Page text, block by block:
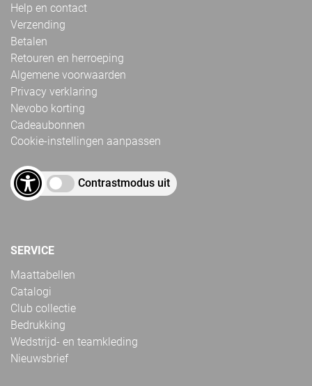
Help en contact
Verzending
Betalen
Retouren en herroeping
Algemene voorwaarden
Privacy verklaring
Nevobo korting
Cadeaubonnen
Cookie-instellingen aanpassen
Contrastmodus uit
SERVICE
Maattabellen
Catalogi
Club collectie
Bedrukking
Wedstrijd- en teamkleding
Nieuwsbrief